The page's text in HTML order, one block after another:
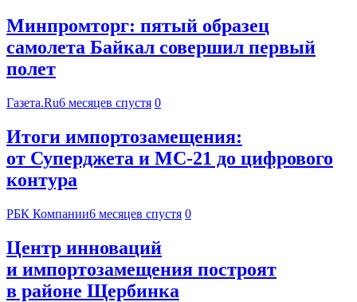
Минпромторг: пятый образец
самолета Байкал совершил первый
полет
Газета.Ru6 месяцев спустя 0
Итоги импортозамещения:
от Суперджета и МС-21 до цифрового
контура
РБК Компании6 месяцев спустя 0
Центр инноваций
и импортозамещения построят
в районе Щербинка